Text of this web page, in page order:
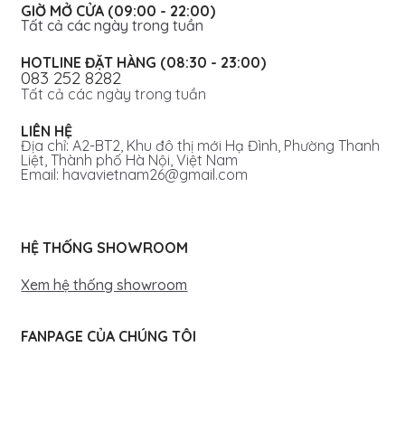
GIỜ MỞ CỬA (09:00 - 22:00)
Tất cả các ngày trong tuần
HOTLINE ĐẶT HÀNG (08:30 - 23:00)
083 252 8282
Tất cả các ngày trong tuần
LIÊN HỆ
Địa chỉ: A2-BT2, Khu đô thị mới Hạ Đình, Phường Thanh
Liệt, Thành phố Hà Nội, Việt Nam
Email: havavietnam26@gmail.com
HỆ THỐNG SHOWROOM
Xem hệ thống showroom
FANPAGE CỦA CHÚNG TÔI